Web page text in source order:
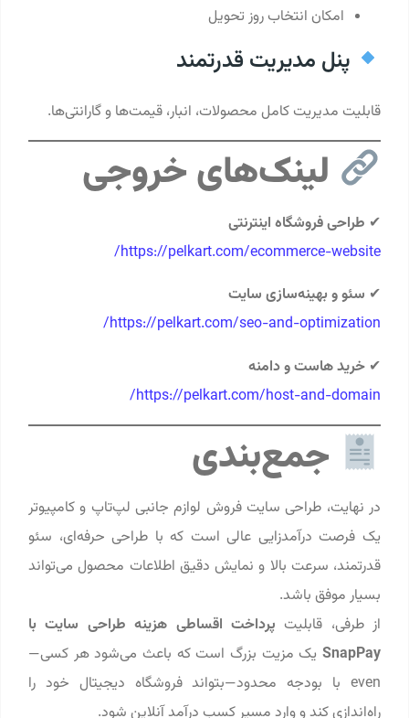
امکان انتخاب روز تحویل
پنل مدیریت قدرتمند
قابلیت مدیریت کامل محصولات، انبار، قیمت‌ها و گارانتی‌ها.
لینک‌های خروجی
✔طراحی فروشگاه اینترنتی
https://pelkart.com/ecommerce-website/
✔سئو و بهینه‌سازی سایت
https://pelkart.com/seo-and-optimization/
✔خرید هاست و دامنه
https://pelkart.com/host-and-domain/
جمع‌بندی
در نهایت، طراحی سایت فروش لوازم جانبی لپ‌تاپ و کامپیوتر
یک فرصت درآمدزایی عالی است که با طراحی حرفه‌ای، سئو
قدرتمند، سرعت بالا و نمایش دقیق اطلاعات محصول می‌تواند
بسیار موفق باشد.
از طرفی، قابلیتپرداخت اقساطی هزینه طراحی سایت با
SnapPayیک مزیت بزرگ است که باعث می‌شود هر کسی—
even با بودجه محدود—بتواند فروشگاه دیجیتال خود را
راه‌اندازی کند و وارد مسیر کسب درآمد آنلاین شود.